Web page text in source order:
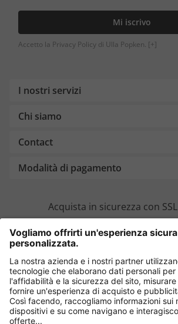
Mi iscrivo
Accetto la Privacy Policy di Ulla Popken. [+]
I nostri servizi
Chi siamo
Contact
Modalità di pagamento
Acquista in sicurezza con SSL
Cambia Paese
Italia